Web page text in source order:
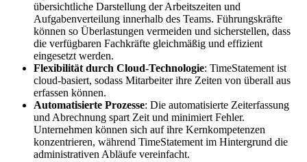
übersichtliche Darstellung der Arbeitszeiten und
Aufgabenverteilung innerhalb des Teams. Führungskräfte
können so Überlastungen vermeiden und sicherstellen, dass
die verfügbaren Fachkräfte gleichmäßig und effizient
eingesetzt werden.
Flexibilität durch Cloud-Technologie: TimeStatement ist
cloud-basiert, sodass Mitarbeiter ihre Zeiten von überall aus
erfassen können.
Automatisierte Prozesse: Die automatisierte Zeiterfassung
und Abrechnung spart Zeit und minimiert Fehler.
Unternehmen können sich auf ihre Kernkompetenzen
konzentrieren, während TimeStatement im Hintergrund die
administrativen Abläufe vereinfacht.